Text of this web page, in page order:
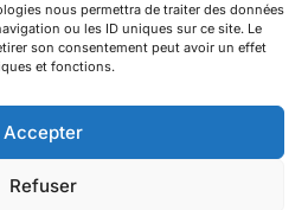
nous permettra de traiter des données
ou les ID uniques sur ce site. Le
son consentement peut avoir un effet
et fonctions.
Accepter
Refuser